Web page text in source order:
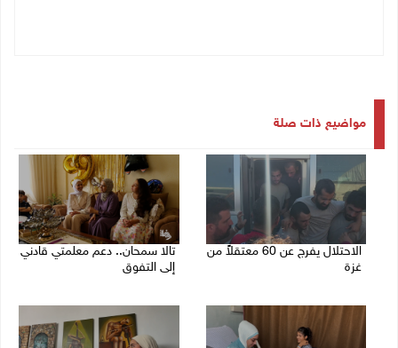
مواضيع ذات صلة
الاحتلال يفرج عن 60 معتقلاً من
غزة
تالا سمحان.. دعم معلمتي قادني
إلى التفوق